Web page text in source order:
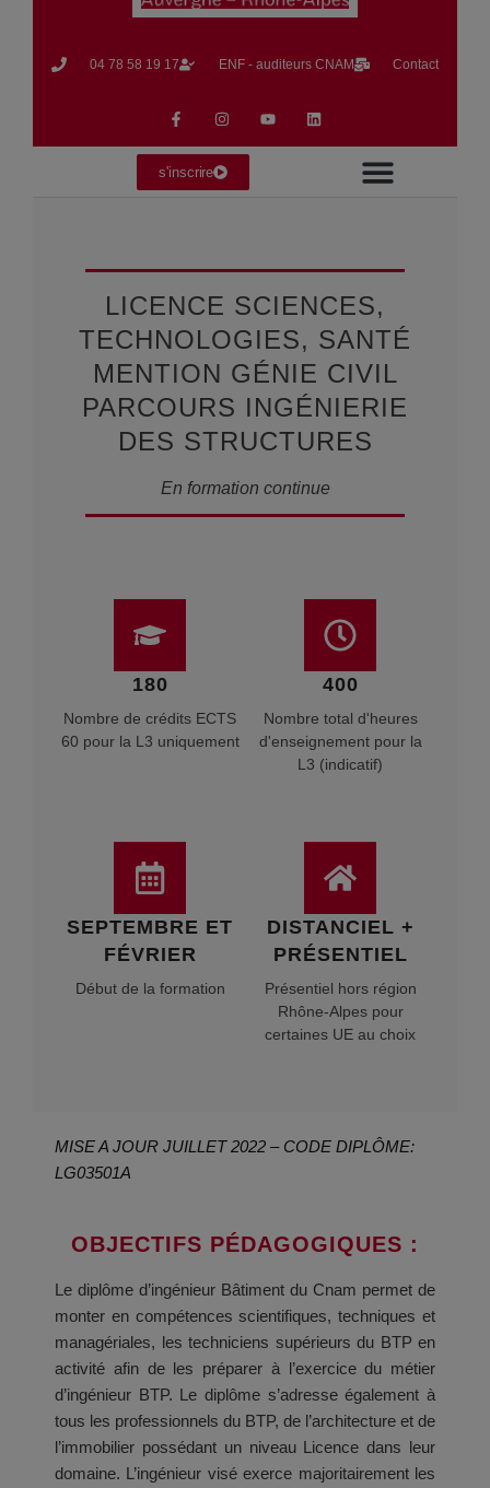
04 78 58 19 17​ ENF - auditeurs CNAM Contact
s'inscrire
LICENCE SCIENCES,
TECHNOLOGIES, SANTÉ
MENTION GÉNIE CIVIL
PARCOURS INGÉNIERIE
DES STRUCTURES
En formation continue
180
Nombre de crédits ECTS
60 pour la L3 uniquement
400
Nombre total d'heures
d'enseignement pour la
L3 (indicatif)
SEPTEMBRE ET
FÉVRIER
Début de la formation
DISTANCIEL +
PRÉSENTIEL
Présentiel hors région
Rhône-Alpes pour
certaines UE au choix
MISE A JOUR JUILLET 2022 – CODE DIPLÔME:
LG03501A
OBJECTIFS PÉDAGOGIQUES :
Le diplôme d’ingénieur Bâtiment du Cnam permet de
monter en compétences scientifiques, techniques et
managériales, les techniciens supérieurs du BTP en
activité afin de les préparer à l’exercice du métier
d’ingénieur BTP. Le diplôme s’adresse également à
tous les professionnels du BTP, de l’architecture et de
l’immobilier possédant un niveau Licence dans leur
domaine. L’ingénieur visé exerce majoritairement les